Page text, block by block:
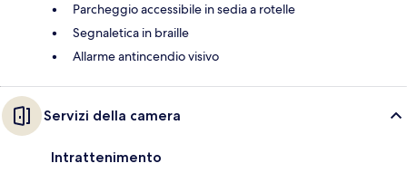
Parcheggio accessibile in sedia a rotelle
Segnaletica in braille
Allarme antincendio visivo
Servizi della camera
Intrattenimento